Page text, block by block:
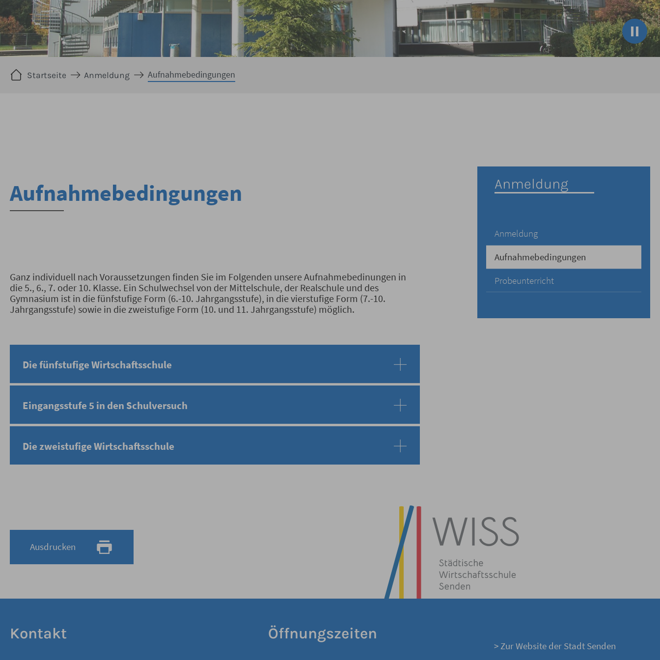
Startseite Anmeldung Aufnahmebedingungen
Aufnahmebedingungen
Ganz individuell nach Voraussetzungen finden Sie im Folgenden unsere Aufnahmebedinungen in
die 5., 6., 7. oder 10. Klasse. Ein Schulwechsel von der Mittelschule, der Realschule und des
Gymnasium ist in die fünfstufige Form (6.-10. Jahrgangsstufe), in die vierstufige Form (7.-10.
Jahrgangsstufe) sowie in die zweistufige Form (10. und 11. Jahrgangsstufe) möglich.
Die fünfstufige Wirtschaftsschule
Eingangsstufe 5 in den Schulversuch
Die zweistufige Wirtschaftsschule
Anmeldung
Anmeldung
Aufnahmebedingungen
Probeunterricht
Ausdrucken
Kontakt Öffnungszeiten
> Zur Website der Stadt Senden